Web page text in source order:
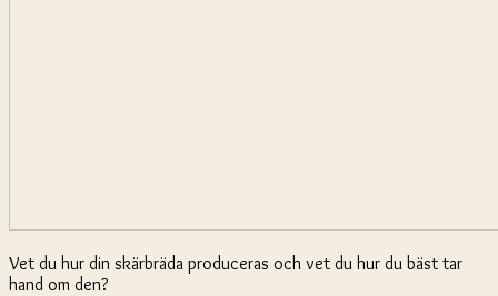
Vet du hur din skärbräda produceras och vet du hur du bäst tar
hand om den?